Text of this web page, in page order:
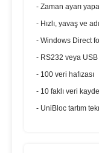
- Zaman ayarı
- Hızlı, yavaş ve
- Windows Direct
- RS232 veya USB
- 100 veri hafızası
- 10 faklı veri
- UniBloc tartım